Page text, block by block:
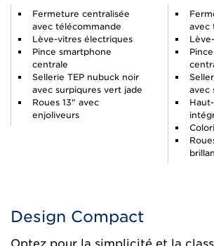
Fermeture centralisée
avec télécommande
Lève-vitres électriques
Pince smartphone
centrale
Sellerie TEP nubuck noir
avec surpiqures vert jade
Roues 13" avec
enjoliveurs
avec
avec
Design Compact
Optez pour la simplicité et la